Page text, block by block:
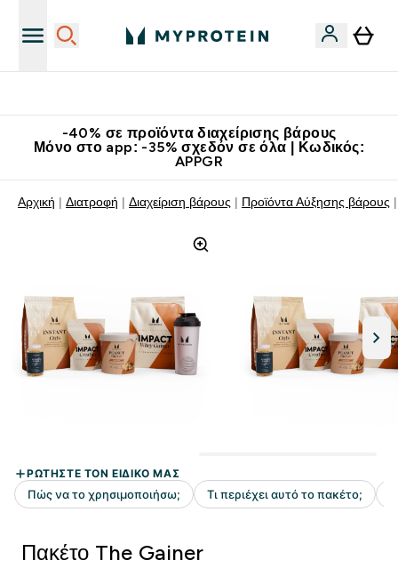
-40% σε προϊόντα διαχείρισης βάρους
Μόνο στο app: -35% σχεδόν σε όλα | Κωδικός:
APPGR
Αρχική Διατροφή Διαχείριση βάρους Προϊόντα Αύξησης βάρους
Πακέτο The Gainer